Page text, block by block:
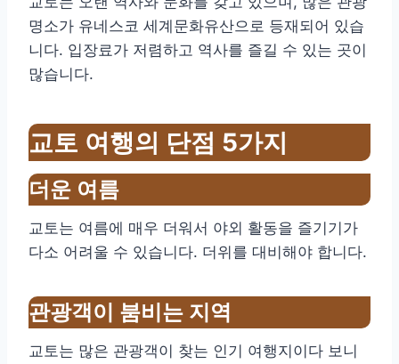
명소가 유네스코 세계문화유산으로 등재되어 있습
니다. 입장료가 저렴하고 역사를 즐길 수 있는 곳이
많습니다.
교토 여행의 단점 5가지
더운 여름
교토는 여름에 매우 더워서 야외 활동을 즐기기가
다소 어려울 수 있습니다. 더위를 대비해야 합니다.
관광객이 붐비는 지역
교토는 많은 관광객이 찾는 인기 여행지이다 보니